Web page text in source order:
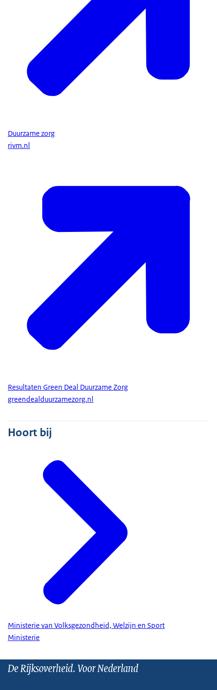
Duurzame zorg
rivm.nl
Resultaten Green Deal Duurzame Zorg
greendealduurzamezorg.nl
Hoort bij
Ministerie van Volksgezondheid, Welzijn en Sport
Ministerie
De Rijksoverheid. Voor Nederland